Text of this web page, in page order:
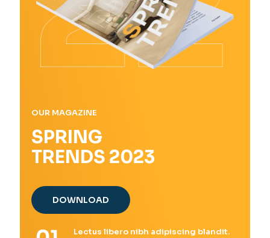
OUR MAGAZINE
SPRING
TRENDS 2023
DOWNLOAD
Lectus libero nibh adipiscing blandit.